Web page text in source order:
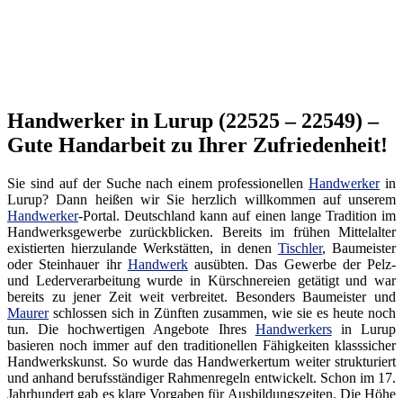
Handwerker in Lurup (22525 – 22549) –
Gute Handarbeit zu Ihrer Zufriedenheit!
Sie sind auf der Suche nach einem professionellenHandwerkerin
Lurup? Dann heißen wir Sie herzlich willkommen auf unserem
Handwerker-Portal. Deutschland kann auf einen lange Tradition im
Handwerksgewerbe zurückblicken. Bereits im frühen Mittelalter
existierten hierzulande Werkstätten, in denen Tischler, Baumeister
oder Steinhauer ihr Handwerkausübten. Das Gewerbe der Pelz-
und Lederverarbeitung wurde in Kürschnereien getätigt und war
bereits zu jener Zeit weit verbreitet. Besonders Baumeister und
Maurerschlossen sich in Zünften zusammen, wie sie es heute noch
tun. Die hochwertigen Angebote Ihres Handwerkersin Lurup
basieren noch immer auf den traditionellen Fähigkeiten klasssicher
Handwerkskunst. So wurde das Handwerkertum weiter strukturiert
und anhand berufsständiger Rahmenregeln entwickelt. Schon im 17.
Jahrhundert gab es klare Vorgaben für Ausbildungszeiten. Die Höhe